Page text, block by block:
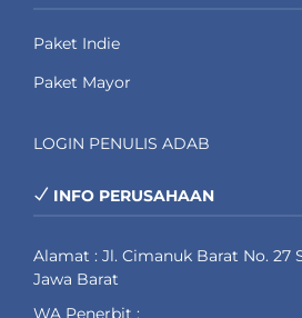
Paket Indie
Paket Mayor
LOGIN PENULIS ADAB
INFO PERUSAHAAN
Alamat : Jl. Cimanuk Barat No. 27
Jawa Barat
WA Penerbit :